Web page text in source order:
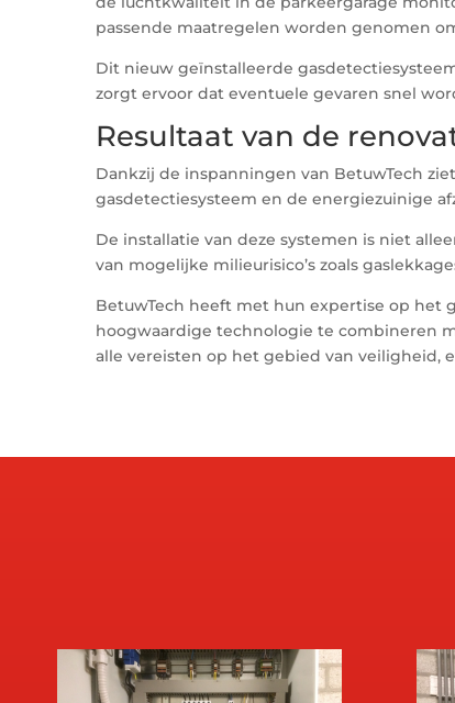
passende maatregelen worden genomen
Dit nieuw geïnstalleerde
zorgt ervoor dat eventuele gevaren snel
Resultaat van de
Dankzij de inspanningen van BetuwTech
gasdetectiesysteem en de energiezuinige
De installatie van deze systemen is niet
van mogelijke milieurisico’s zoals
BetuwTech heeft met hun expertise op het
hoogwaardige technologie te combineren
alle vereisten op het gebied van veiligheid,